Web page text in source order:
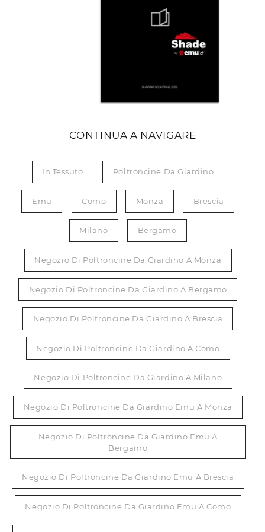
CONTINUA A NAVIGARE
In Tessuto Poltroncine Da Giardino
Emu Como Monza Brescia
Milano Bergamo
Negozio Di Poltroncine Da Giardino A Monza
Negozio Di Poltroncine Da Giardino A Bergamo
Negozio Di Poltroncine Da Giardino A Brescia
Negozio Di Poltroncine Da Giardino A Como
Negozio Di Poltroncine Da Giardino A Milano
Negozio Di Poltroncine Da Giardino Emu A Monza
Negozio Di Poltroncine Da Giardino Emu A
Bergamo
Negozio Di Poltroncine Da Giardino Emu A Brescia
Negozio Di Poltroncine Da Giardino Emu A Como